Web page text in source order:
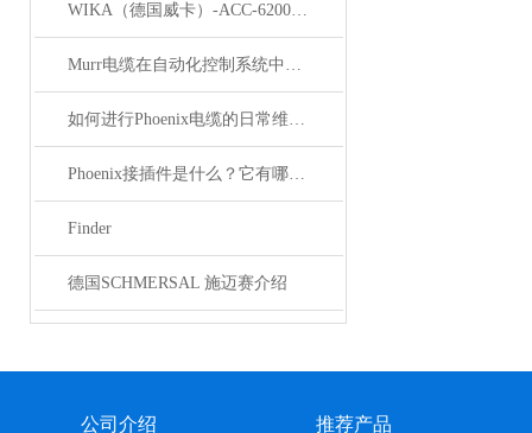
WIKA（德国威卡）-ACC-6200系列压力变送器简介
Murr电缆在自动化控制系统中的应用
如何进行Phoenix电缆的日常维护和保养？
Phoenix接插件是什么？它有哪些分类？
Finder
德国SCHMERSAL 施迈赛介绍
公司介绍 推荐产品